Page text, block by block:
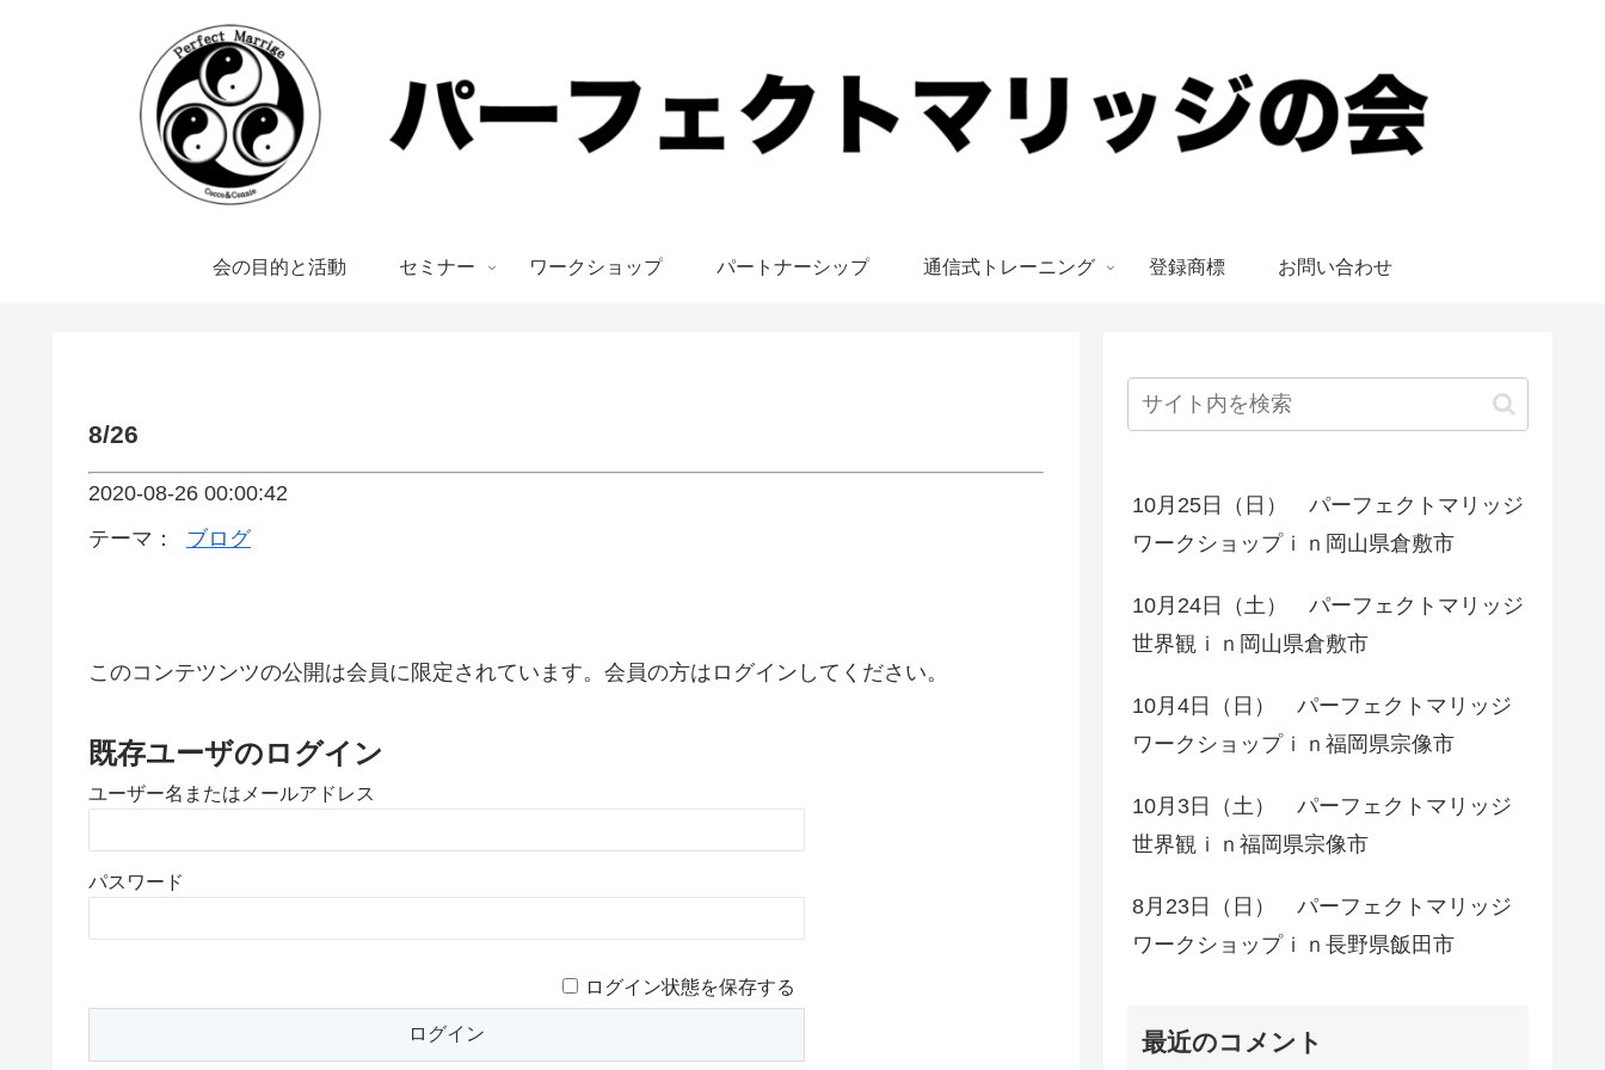
会の目的と活動 セミナー ワークショップ パートナーシップ 通信式トレーニング 登録商標 お問い合わせ
8/26
2020-08-26 00:00:42
テーマ：
ブログ
このコンテツンツの公開は会員に限定されています。会員の方はログインしてください。
既存ユーザのログイン
ユーザー名またはメールアドレス
パスワード
ログイン状態を保存する
10月25日（日） パーフェクトマリッジ
ワークショップｉｎ岡山県倉敷市
10月24日（土） パーフェクトマリッジ
世界観ｉｎ岡山県倉敷市
10月4日（日） パーフェクトマリッジ
ワークショップｉｎ福岡県宗像市
10月3日（土） パーフェクトマリッジ
世界観ｉｎ福岡県宗像市
8月23日（日） パーフェクトマリッジ
ワークショップｉｎ長野県飯田市
最近のコメント